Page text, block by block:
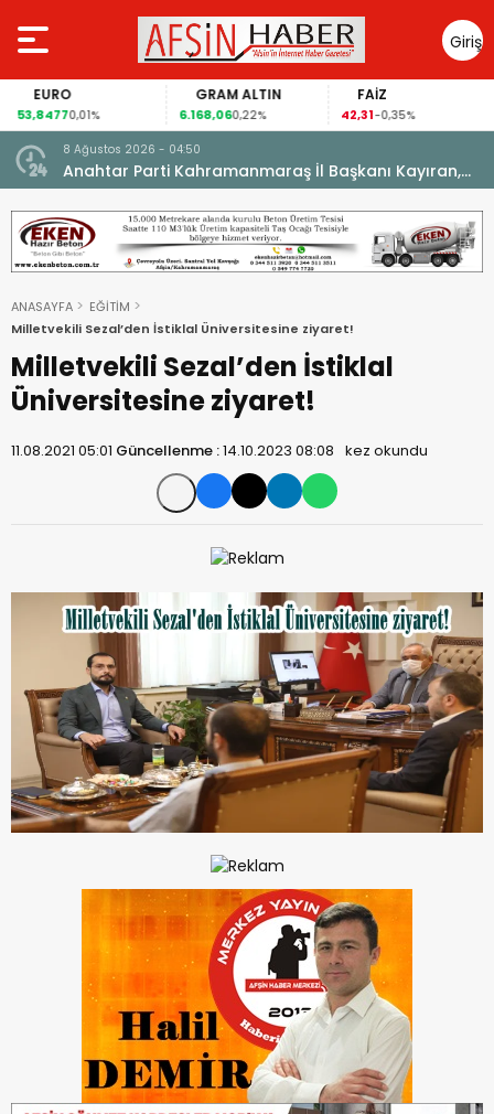
Giriş
Yap
EURO
53,84770,01%
GRAM ALTIN
6.168,060,22%
FAİZ
42,31-0,35%
8 Ağustos 2026 - 04:50
Anahtar Parti Kahramanmaraş İl Başkanı Kayıran,
Afşin Teşkilatı ile buluştu.
ANASAYFA
EĞİTİM
Milletvekili Sezal’den İstiklal Üniversitesine ziyaret!
Milletvekili Sezal’den İstiklal
Üniversitesine ziyaret!
11.08.2021 05:01 Güncellenme :14.10.2023 08:08 kez okundu